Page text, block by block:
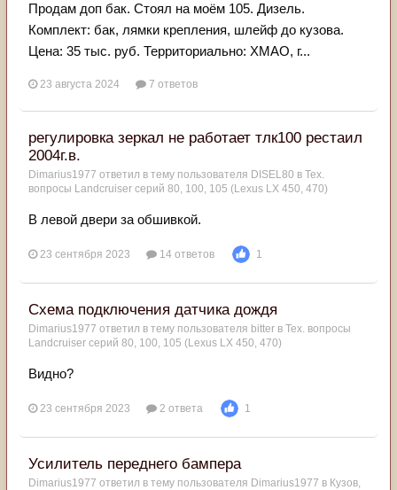
Продам доп бак. Стоял на моём 105. Дизель.
Комплект: бак, лямки крепления, шлейф до кузова.
Цена: 35 тыс. руб. Территориально: ХМАО, г...
23 августа 2024 7 ответов
регулировка зеркал не работает тлк100 рестаил
2004г.в.
Dimarius1977 ответил в тему пользователя DISEL80 в Тех.
вопросы Landcruiser серий 80, 100, 105 (Lexus LX 450, 470)
В левой двери за обшивкой.
23 сентября 2023 14 ответов 1
Схема подключения датчика дождя
Dimarius1977 ответил в тему пользователя bitter в Тех. вопросы
Landcruiser серий 80, 100, 105 (Lexus LX 450, 470)
Видно?
23 сентября 2023 2 ответа 1
Усилитель переднего бампера
Dimarius1977 ответил в тему пользователя Dimarius1977 в Кузов,